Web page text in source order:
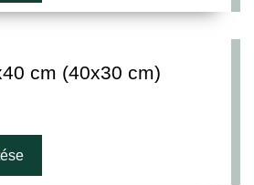
cm (40x30 cm)